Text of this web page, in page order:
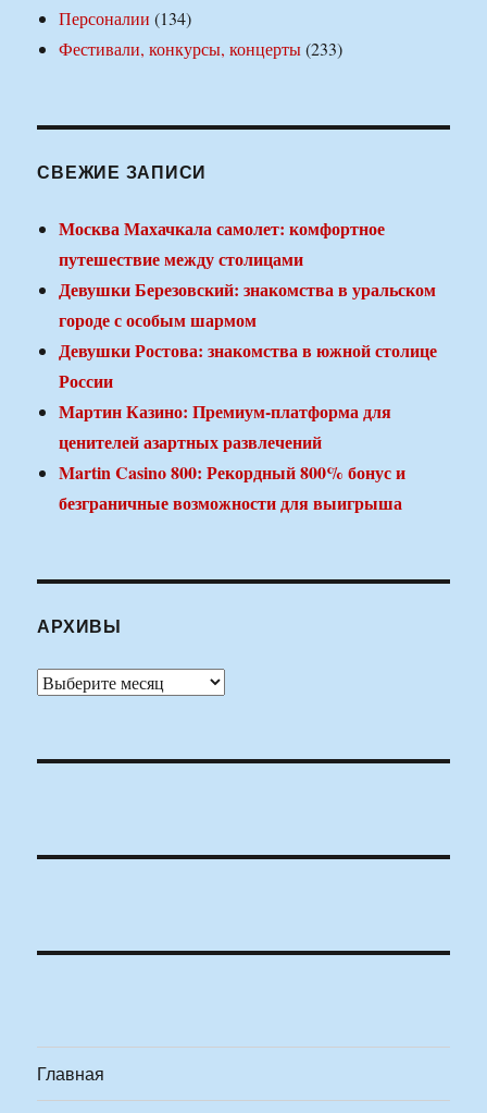
Персоналии (134)
Фестивали, конкурсы, концерты(233)
СВЕЖИЕ ЗАПИСИ
Москва Махачкала самолет: комфортное
путешествие между столицами
Девушки Березовский: знакомства в уральском
городе с особым шармом
Девушки Ростова: знакомства в южной столице
России
Мартин Казино: Премиум-платформа для
ценителей азартных развлечений
Martin Casino 800: Рекордный 800% бонус и
безграничные возможности для выигрыша
АРХИВЫ
Архивы
Главная